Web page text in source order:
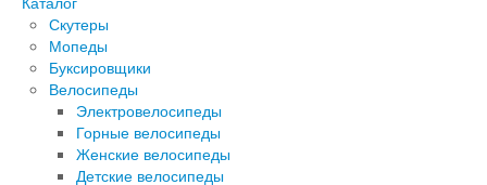
Скутеры
Мопеды
Буксировщики
Велосипеды
Электровелосипеды
Горные велосипеды
Женские велосипеды
Детские велосипеды